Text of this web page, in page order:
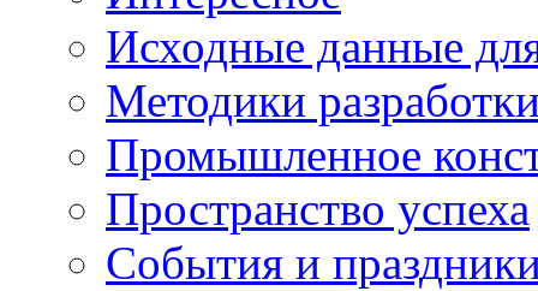
Исходные данные
Методики
Промышленное
Пространство успеха
События и